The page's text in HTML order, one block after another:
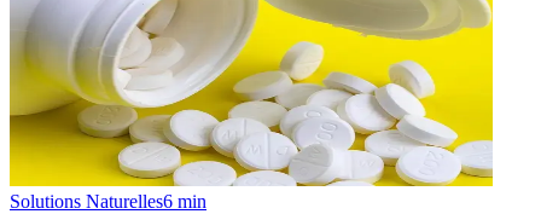
Solutions Naturelles6 min